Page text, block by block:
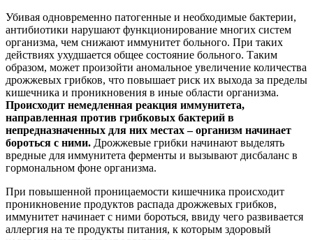
Убивая одновременно патогенные и необходимые бактерии,
антибиотики нарушают функционирование многих систем
организма, чем снижают иммунитет больного. При таких
действиях ухудшается общее состояние больного. Таким
образом, может произойти аномальное увеличение количества
дрожжевых грибков, что повышает риск их выхода за пределы
кишечника и проникновения в иные области организма.
Происходит немедленная реакция иммунитета,
направленная против грибковых бактерий в
непредназначенных для них местах – организм начинает
бороться с ними. Дрожжевые грибки начинают выделять
вредные для иммунитета ферменты и вызывают дисбаланс в
гормональном фоне организма.
При повышенной проницаемости кишечника происходит
проникновение продуктов распада дрожжевых грибков,
иммунитет начинает с ними бороться, ввиду чего развивается
аллергия на те продукты питания, к которым здоровый